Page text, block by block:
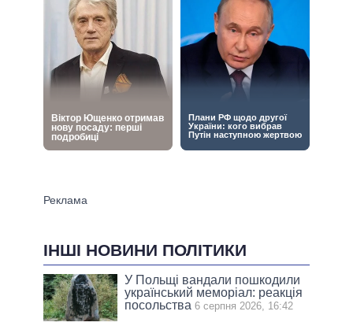
ІНШІ НОВИНИ ПОЛІТИКИ
У Польщі вандали пошкодили
український меморіал: реакція
посольства 6 серпня 2026, 16:42